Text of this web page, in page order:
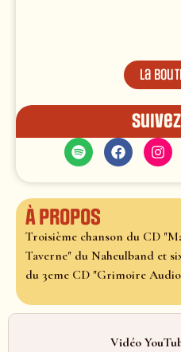
La
À propos
Troisième chanson du CD
Taverne" du Naheulband et
du 3eme CD "Grimoire
Vidéo